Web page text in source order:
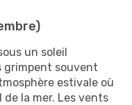
un soleil
grimpent souvent
estivale où
de la mer. Les vents